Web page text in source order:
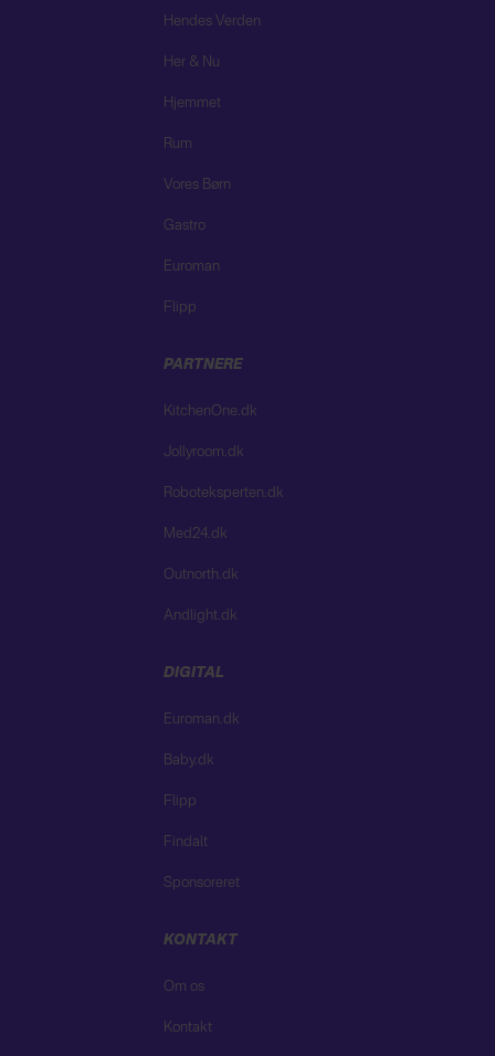
Hendes Verden
Her & Nu
Hjemmet
Rum
Vores Børn
Gastro
Euroman
Flipp
PARTNERE
KitchenOne.dk
Jollyroom.dk
Roboteksperten.dk
Med24.dk
Outnorth.dk
Andlight.dk
DIGITAL
Euroman.dk
Baby.dk
Flipp
Findalt
Sponsoreret
KONTAKT
Om os
Kontakt